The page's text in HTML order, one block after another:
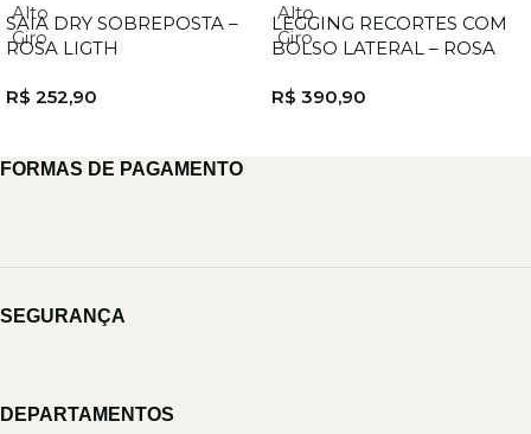
Alto
Giro
SAIA DRY SOBREPOSTA –
ROSA LIGTH
R$ 252,90
Alto
Giro
LEGGING RECORTES COM
BOLSO LATERAL – ROSA
R$ 390,90
FORMAS DE PAGAMENTO
SEGURANÇA
DEPARTAMENTOS